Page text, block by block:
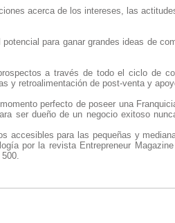
acerca de los intereses, las
para ganar grandes ideas de
a través de todo el ciclo de
y retroalimentación de post-venta y
perfecto de poseer una
ser dueño de un negocio exitoso
accesibles para las pequeñas y
por la revista Entrepreneur